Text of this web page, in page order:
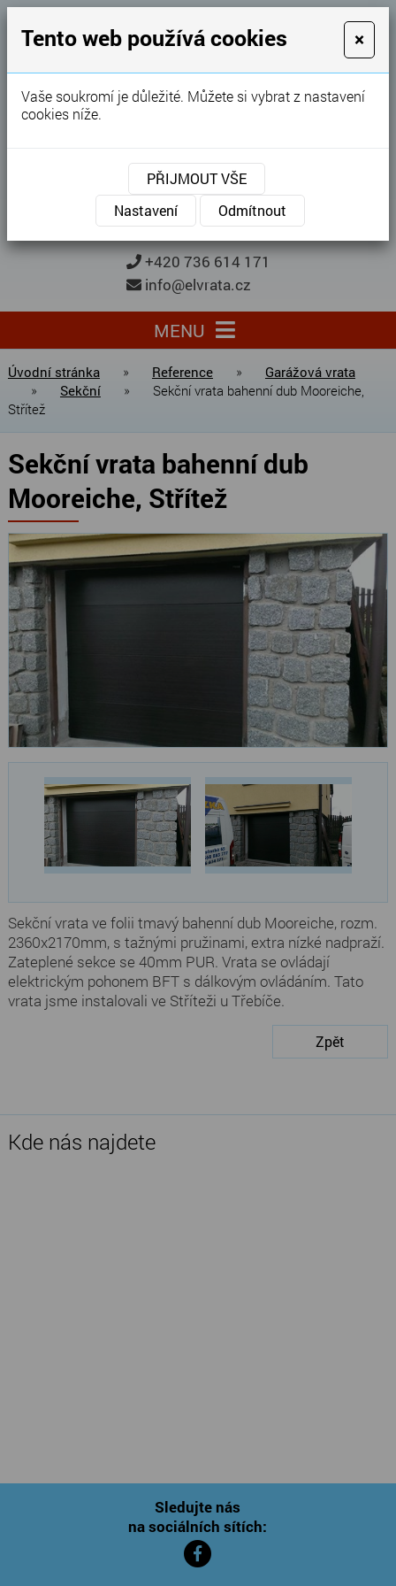
GARÁŽOVÁ VRATA
Karel Procházka
Garážová vrata, brány, ploty ...
Kontaktujte nás
KONTAKTUJTE NÁS
+420 736 614 171
info@elvrata.cz
MENU
Úvodní stránka » Reference »
Garážová vrata
»
Sekční »
Sekční vrata bahenní dub Mooreiche,
Střítež
Sekční vrata bahenní dub
Mooreiche, Střítež
Sekční vrata ve folii tmavý bahenní dub Mooreiche, rozm.
2360x2170mm, s tažnými pružinami, extra nízké nadpraží.
Zateplené sekce se 40mm PUR. Vrata se ovládají
elektrickým pohonem BFT s dálkovým ovládáním. Tato
vrata jsme instalovali ve Stříteži u Třebíče.
Zpět
Kde nás najdete
Sledujte nás
na sociálních sítích:
Tento web používá cookies ×
Vaše soukromí je důležité. Můžete si vybrat z nastavení
cookies níže.
PŘIJMOUT VŠE
Nastavení
Odmítnout